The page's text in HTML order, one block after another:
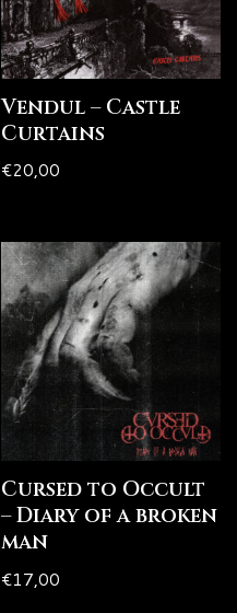
Vendul – Castle
Curtains
€20,00
Cursed to Occult
– Diary of a broken
man
€17,00